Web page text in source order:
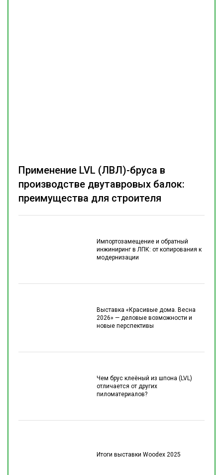
Импортозамещение и обратный
инжиниринг в ЛПК: от копирования к
модернизации
Выставка «Красивые дома. Весна
2026» — деловые возможности и
новые перспективы
Чем брус клеёный из шпона (LVL)
отличается от других
пиломатериалов?
Итоги выставки Woodex 2025
Применение LVL (ЛВЛ)-бруса в
производстве двутавровых балок:
преимущества для строителя